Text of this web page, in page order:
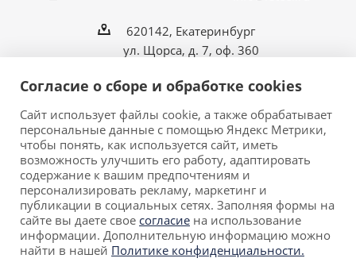
620142, Екатеринбург
ул. Щорса, д. 7, оф. 360
2026 © ООО «Риал Стил» • Производитель
металлической мебели в Екатеринбурге.
Обращаем ваше внимание на то, что данный сайт
носит исключительно информационный характер и ни
при каких условиях не является публичной офертой,
определяемой положениями Статьи 437 (2)
Гражданского кодекса Российской Федерации.
Согласие о сборе и обработке cookies
Сайт использует файлы cookie, а также обрабатывает
персональные данные с помощью Яндекс Метрики,
чтобы понять, как используется сайт, иметь
возможность улучшить его работу, адаптировать
содержание к вашим предпочтениям и
персонализировать рекламу, маркетинг и
публикации в социальных сетях. Заполняя формы на
сайте вы даете свое согласие на использование
информации. Дополнительную информацию можно
найти в нашей Политике конфиденциальности.